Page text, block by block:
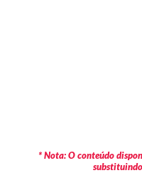
* Nota: O conteúdo